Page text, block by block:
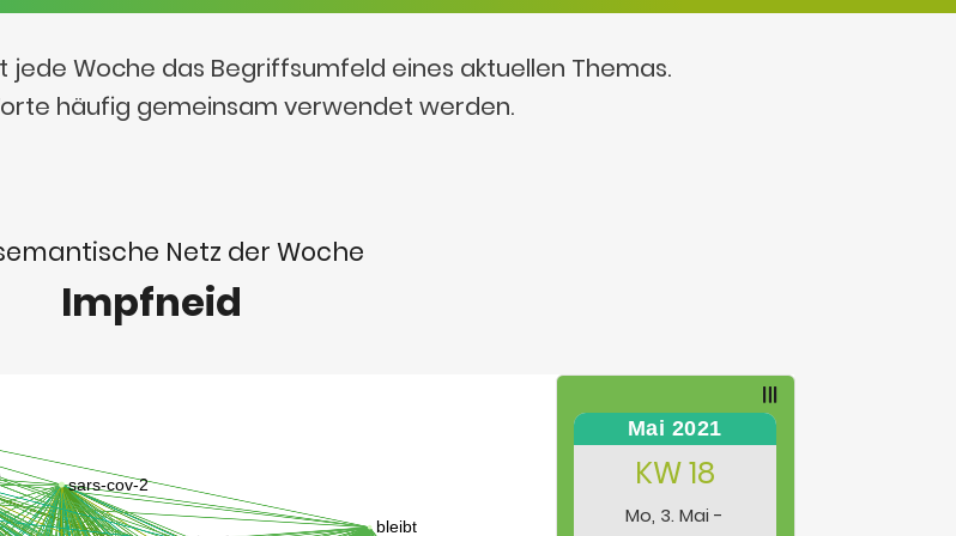
jede Woche das Begriffsumfeld eines aktuellen Themas.
häufig gemeinsam verwendet werden.
Netz der Woche
Impfneid
Mai 2021
KW 18
Mo, 3. Mai -